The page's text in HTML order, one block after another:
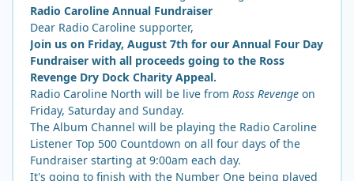
Radio Caroline Annual Fundraiser
Dear Radio Caroline supporter,
Join us on Friday, August 7th for our Annual Four Day
Fundraiser with all proceeds going to the Ross
Revenge Dry Dock Charity Appeal.
Radio Caroline North will be live from Ross Revenge on
Friday, Saturday and Sunday.
The Album Channel will be playing the Radio Caroline
Listener Top 500 Countdown on all four days of the
Fundraiser starting at 9:00am each day.
It's going to finish with the Number One being played